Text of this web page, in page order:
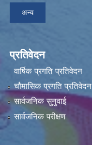
अन्य
प्रतिवेदन
वार्षिक प्रगति प्रतिवेदन
चौमासिक प्रगति प्रतिवेदन
सार्वजनिक सुनुवाई
सार्वजनिक परीक्षण